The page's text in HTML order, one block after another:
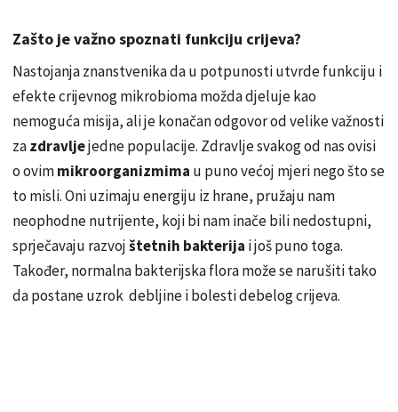
Zašto je važno spoznati funkciju crijeva?
Nastojanja znanstvenika da u potpunosti utvrde funkciju i
efekte crijevnog mikrobioma možda djeluje kao
nemoguća misija, ali je konačan odgovor od velike važnosti
zazdravljejedne populacije. Zdravlje svakog od nas ovisi
o ovimmikroorganizmima u puno većoj mjeri nego što se
to misli. Oni uzimaju energiju iz hrane, pružaju nam
neophodne nutrijente, koji bi nam inače bili nedostupni,
sprječavaju razvojštetnih bakterija i još puno toga.
Također, normalna bakterijska flora može se narušiti tako
da postane uzrok debljine i bolesti debelog crijeva.